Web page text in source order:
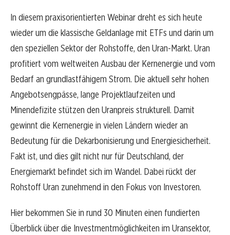
In diesem praxisorientierten Webinar dreht es sich heute
wieder um die klassische Geldanlage mit ETFs und darin um
den speziellen Sektor der Rohstoffe, den Uran-Markt. Uran
profitiert vom weltweiten Ausbau der Kernenergie und vom
Bedarf an grundlastfähigem Strom. Die aktuell sehr hohen
Angebotsengpässe, lange Projektlaufzeiten und
Minendefizite stützen den Uranpreis strukturell. Damit
gewinnt die Kernenergie in vielen Ländern wieder an
Bedeutung für die Dekarbonisierung und Energiesicherheit.
Fakt ist, und dies gilt nicht nur für Deutschland, der
Energiemarkt befindet sich im Wandel. Dabei rückt der
Rohstoff Uran zunehmend in den Fokus von Investoren.
Hier bekommen Sie in rund 30 Minuten einen fundierten
Überblick über die Investmentmöglichkeiten im Uransektor,